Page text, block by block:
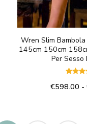
Wren Slim
145cm 150cm
Per Sesso
4.33
€598.00 -